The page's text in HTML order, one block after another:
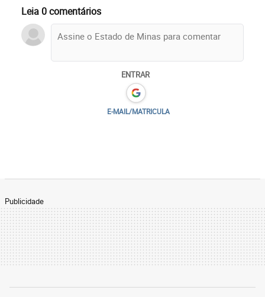
Leia 0 comentários
ENTRAR
E-MAIL/MATRICULA
Publicidade